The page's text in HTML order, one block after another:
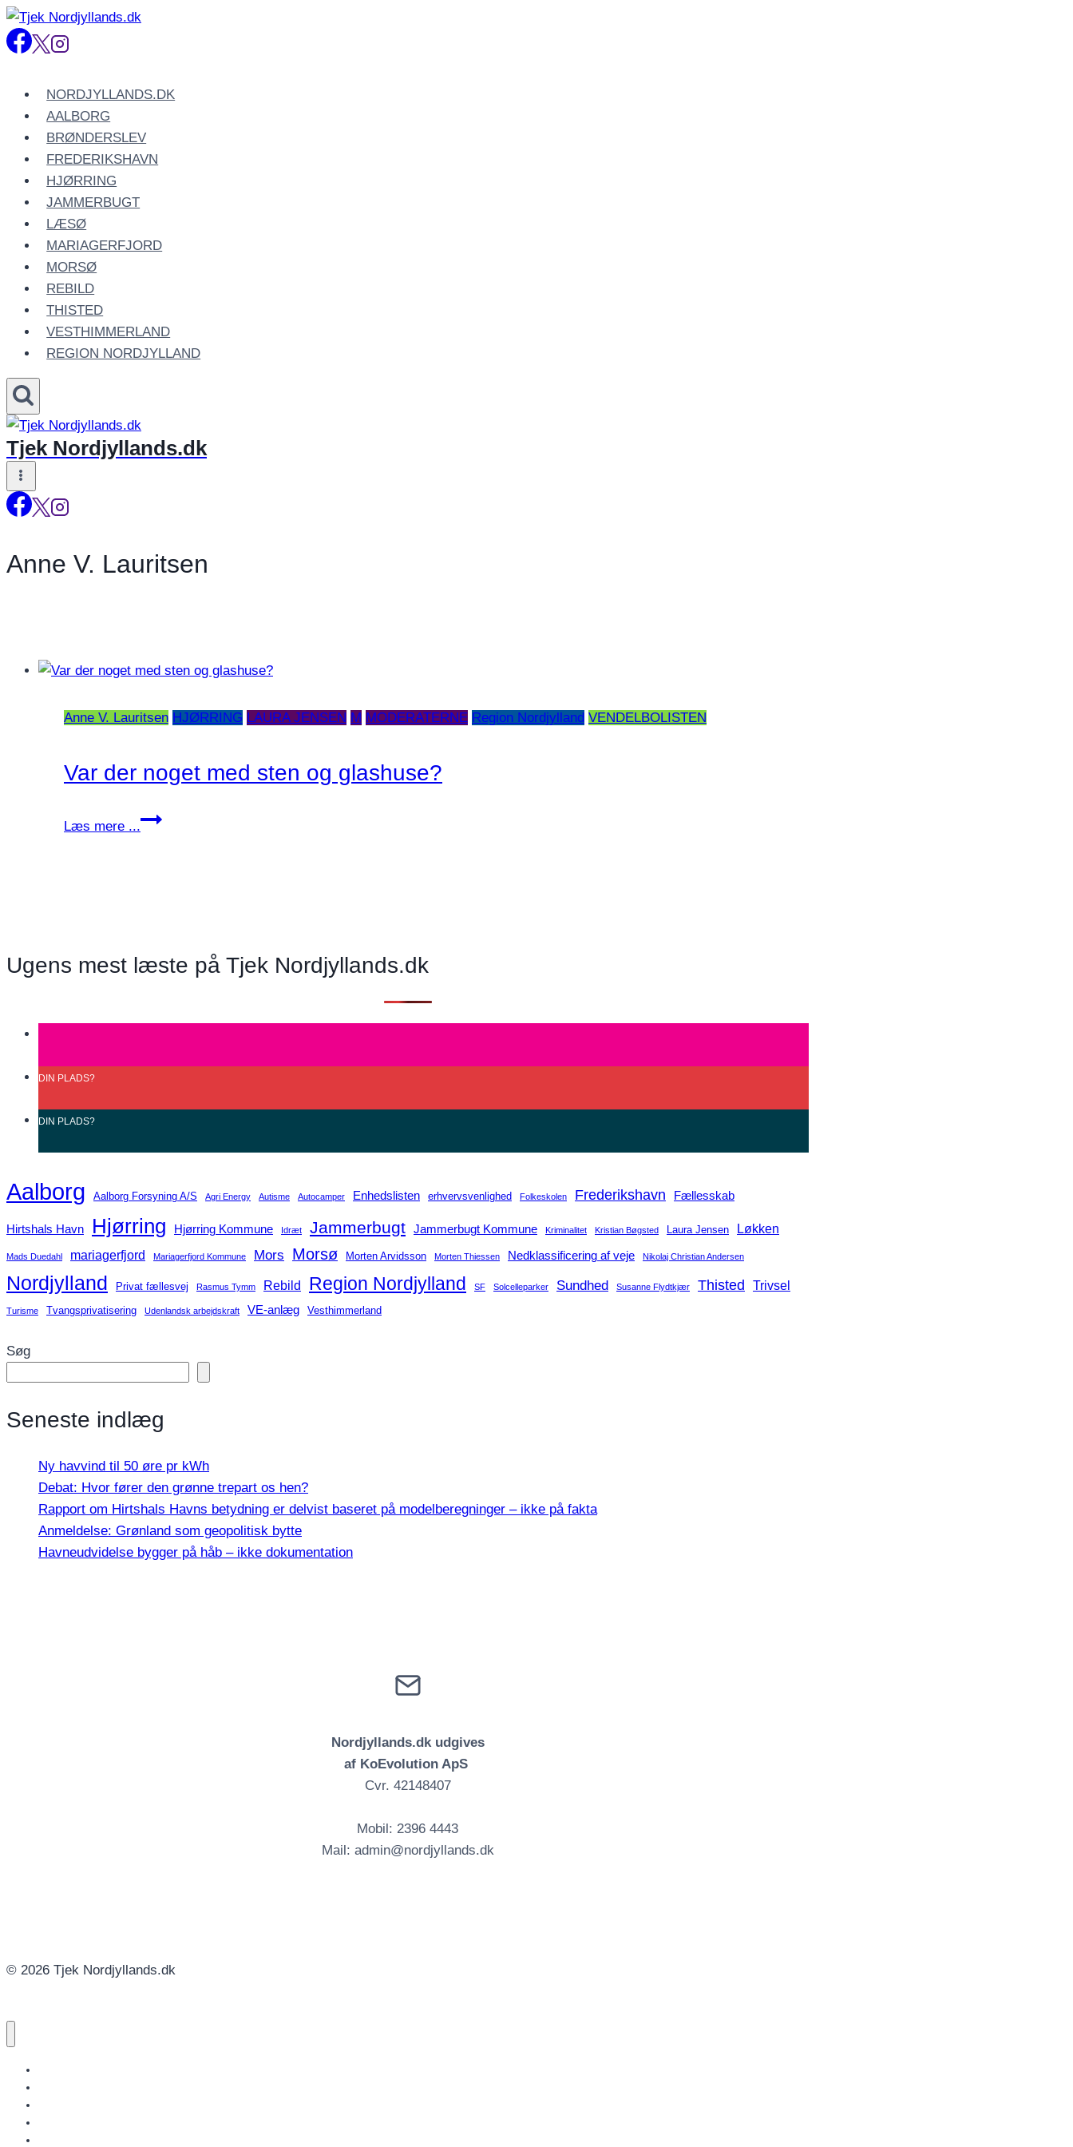
Fortsæt
til
NORDJYLLANDS.DK
AALBORG
BRØNDERSLEV
FREDERIKSHAVN
HJØRRING
JAMMERBUGT
LÆSØ
MARIAGERFJORD
MORSØ
REBILD
THISTED
VESTHIMMERLAND
REGION NORDJYLLAND
Tjek Nordjyllands.dk
Anne V. Lauritsen
Anne V. Lauritsen HJØRRING LAURA JENSEN M MODERATERNE Region Nordjylland VENDELBOLISTEN
Var der noget med sten og glashuse?
Læs mere ...
Var
Ugens mest læste på Tjek Nordjyllands.dk
DIN PLADS?
DIN PLADS?
Aalborg Aalborg Forsyning A/S Agri Energy Autisme Autocamper Enhedslisten erhvervsvenlighed Folkeskolen Frederikshavn Fællesskab
Hirtshals Havn Hjørring Hjørring Kommune Idræt Jammerbugt Jammerbugt Kommune Kriminalitet Kristian Bøgsted Laura Jensen Løkken
Mads Duedahl mariagerfjord Mariagerfjord Kommune Mors Morsø Morten Arvidsson Morten Thiessen Nedklassificering af veje Nikolaj Christian Andersen
Nordjylland Privat fællesvej Rasmus Tymm Rebild Region Nordjylland SF Solcelleparker Sundhed Susanne Flydtkjær Thisted Trivsel
Turisme Tvangsprivatisering Udenlandsk arbejdskraft VE-anlæg Vesthimmerland
Søg
Seneste indlæg
Ny havvind til 50 øre pr kWh
Debat: Hvor fører den grønne trepart os hen?
Rapport om Hirtshals Havns betydning er delvist baseret på modelberegninger – ikke på fakta
Anmeldelse: Grønland som geopolitisk bytte
Havneudvidelse bygger på håb – ikke dokumentation
Nordjyllands.dk udgives
af KoEvolution ApS
Cvr. 42148407
Mobil: 2396 4443
Mail: admin@nordjyllands.dk
© 2026 Tjek Nordjyllands.dk